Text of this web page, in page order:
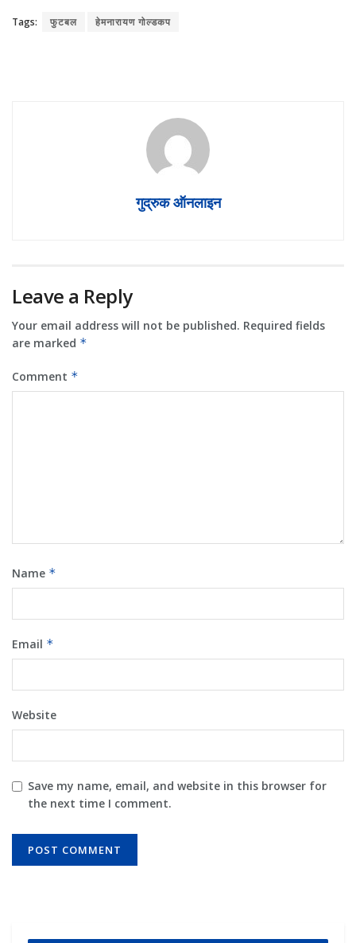
Tags: फुटबल हेमनारायण गोल्डकप
गुद्रुक ऑनलाइन
Leave a Reply
Your email address will not be published. Required fields
are marked *
Comment *
Name *
Email *
Website
Save my name, email, and website in this browser for
the next time I comment.